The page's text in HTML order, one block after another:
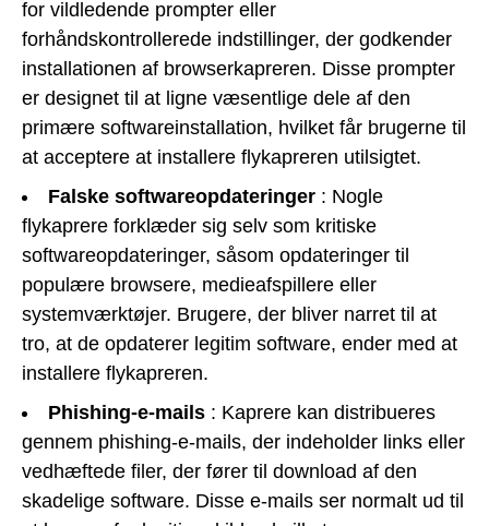
for vildledende prompter eller
forhåndskontrollerede indstillinger, der godkender
installationen af browserkapreren. Disse prompter
er designet til at ligne væsentlige dele af den
primære softwareinstallation, hvilket får brugerne til
at acceptere at installere flykapreren utilsigtet.
Falske softwareopdateringer : Nogle
flykaprere forklæder sig selv som kritiske
softwareopdateringer, såsom opdateringer til
populære browsere, medieafspillere eller
systemværktøjer. Brugere, der bliver narret til at
tro, at de opdaterer legitim software, ender med at
installere flykapreren.
Phishing-e-mails : Kaprere kan distribueres
gennem phishing-e-mails, der indeholder links eller
vedhæftede filer, der fører til download af den
skadelige software. Disse e-mails ser normalt ud til